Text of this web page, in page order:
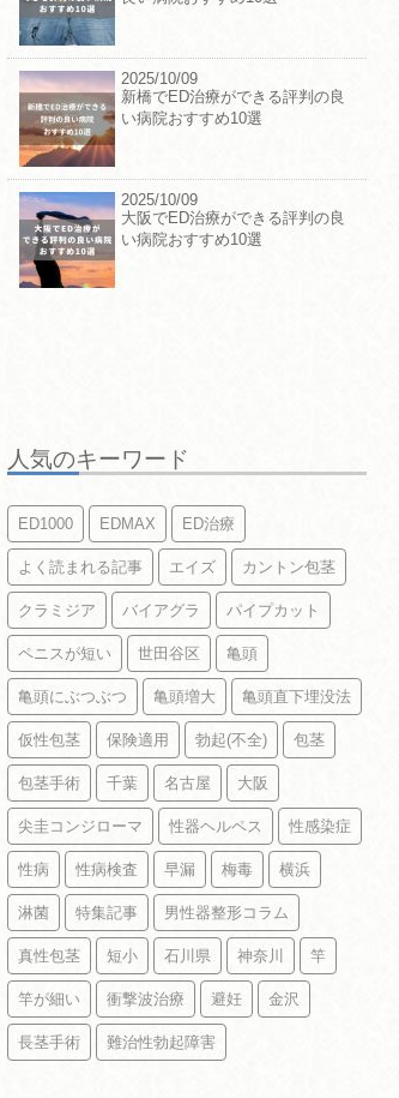
2025/10/09
新橋でED治療ができる評判の良
い病院おすすめ10選
2025/10/09
大阪でED治療ができる評判の良
い病院おすすめ10選
人気のキーワード
ED1000 EDMAX ED治療
よく読まれる記事 エイズ カントン包茎
クラミジア バイアグラ パイプカット
ペニスが短い 世田谷区 亀頭
亀頭にぶつぶつ 亀頭増大 亀頭直下埋没法
仮性包茎 保険適用 勃起(不全) 包茎
包茎手術 千葉 名古屋 大阪
尖圭コンジローマ 性器ヘルペス 性感染症
性病 性病検査 早漏 梅毒 横浜
淋菌 特集記事 男性器整形コラム
真性包茎 短小 石川県 神奈川 竿
竿が細い 衝撃波治療 避妊 金沢
長茎手術 難治性勃起障害